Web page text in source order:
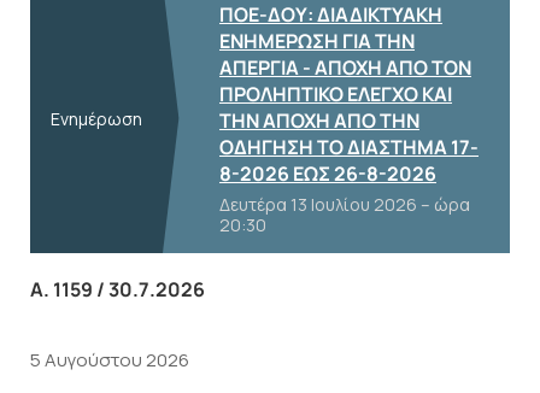
Ενημέρωση
ΠΟΕ-ΔΟΥ: ΔΙΑΔΙΚΤΥΑΚΗ
ΕΝΗΜΕΡΩΣΗ ΓΙΑ ΤΗΝ
ΑΠΕΡΓΙΑ - ΑΠΟΧΗ ΑΠΟ ΤΟΝ
ΠΡΟΛΗΠΤΙΚΟ ΕΛΕΓΧΟ ΚΑΙ
ΤΗΝ ΑΠΟΧΗ ΑΠΟ ΤΗΝ
ΟΔΗΓΗΣΗ ΤΟ ΔΙΑΣΤΗΜΑ 17-
8-2026 ΕΩΣ 26-8-2026
Δευτέρα 13 Ιουλίου 2026 – ώρα
20:30
Α. 1159 / 30.7.2026
5 Αυγούστου 2026